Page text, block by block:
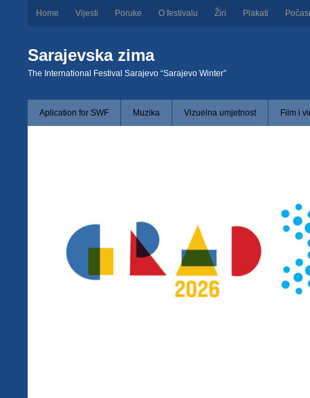
Home Vijesti Poruke O festivalu Žiri Plakati
Sarajevska zima
The International Festival Sarajevo “Sarajevo Winter”
Aplication for SWF Muzika Vizuelna umjetnost Film i